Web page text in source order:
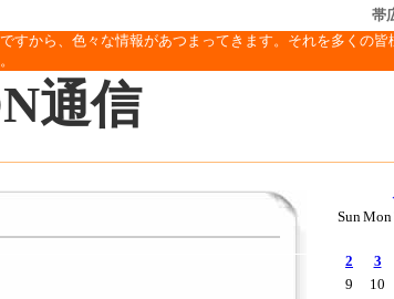
帯
すから、色々な情報があつまってきます。それを多くの
通信
SunMon
2
3
9
10